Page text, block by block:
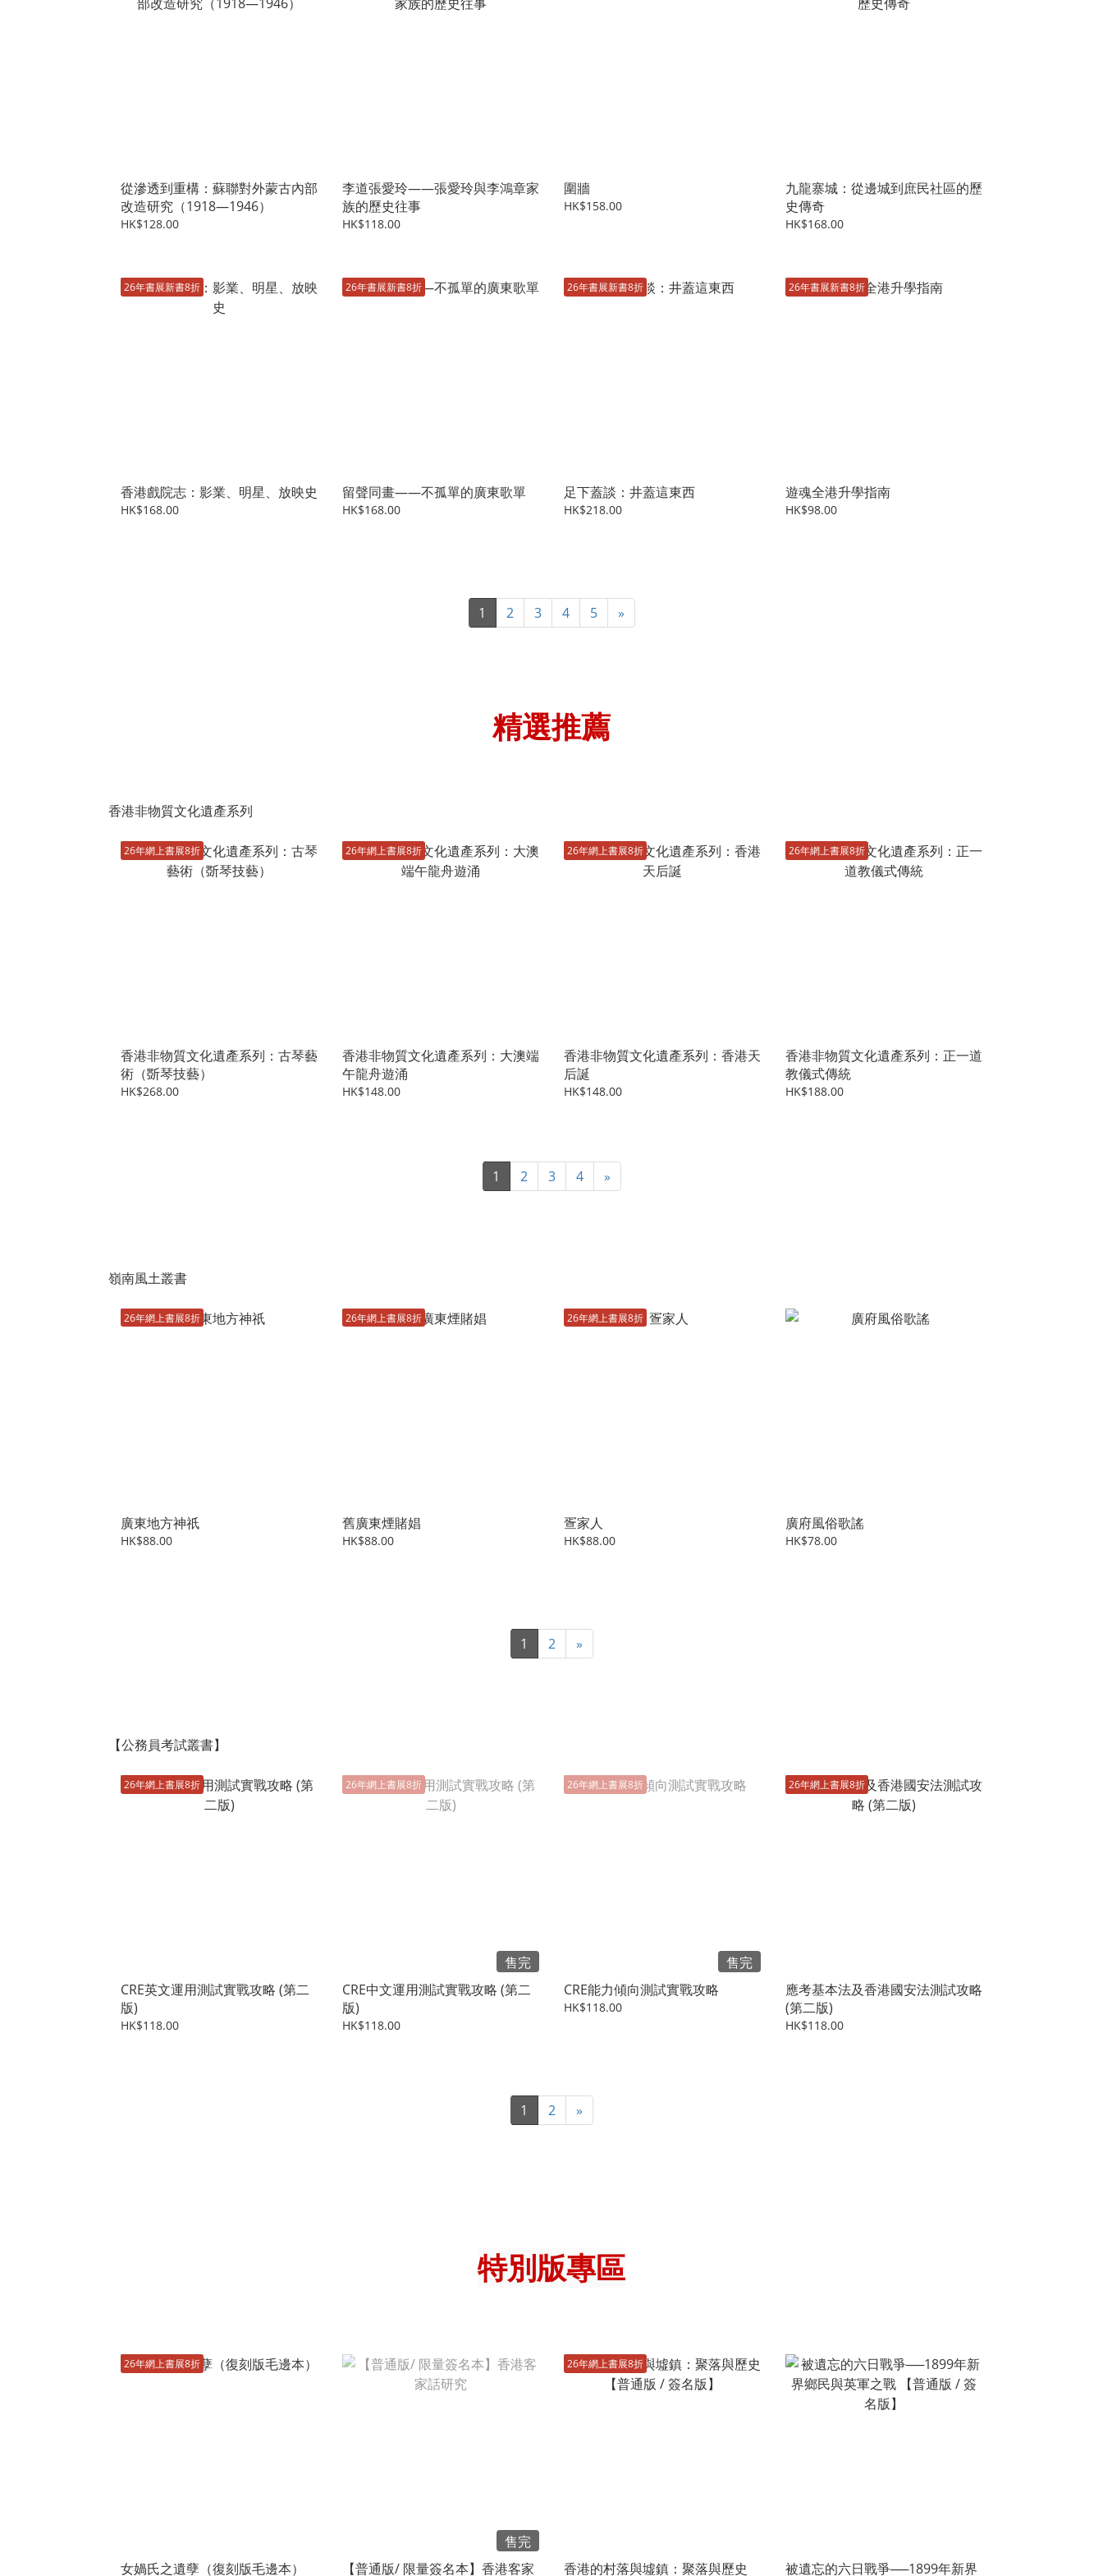
從滲透到重構：蘇聯對外蒙古內部
改造研究（1918—1946）
HK$128.00
李道張愛玲——張愛玲與李鴻章家
族的歷史往事
HK$118.00
圍牆
HK$158.00
九龍寨城：從邊城到庶民社區的歷
史傳奇
HK$168.00
26年書展新書8折
香港戲院志：影業、明星、放映史
HK$168.00
26年書展新書8折
留聲同畫——不孤單的廣東歌單
HK$168.00
26年書展新書8折
足下蓋談：井蓋這東西
HK$218.00
26年書展新書8折
遊魂全港升學指南
HK$98.00
1 2 3 4 5 »
精選推薦
香港非物質文化遺產系列
26年網上書展8折
香港非物質文化遺產系列：古琴藝
術（斲琴技藝）
HK$268.00
26年網上書展8折
香港非物質文化遺產系列：大澳端
午龍舟遊涌
HK$148.00
26年網上書展8折
香港非物質文化遺產系列：香港天
后誕
HK$148.00
26年網上書展8折
香港非物質文化遺產系列：正一道
教儀式傳統
HK$188.00
1 2 3 4 »
嶺南風土叢書
26年網上書展8折
廣東地方神祇
HK$88.00
26年網上書展8折
舊廣東煙賭娼
HK$88.00
26年網上書展8折
疍家人
HK$88.00
廣府風俗歌謠
HK$78.00
1 2 »
【公務員考試叢書】
26年網上書展8折
CRE英文運用測試實戰攻略 (第二
版)
HK$118.00
26年網上書展8折
售完
CRE中文運用測試實戰攻略 (第二
版)
HK$118.00
26年網上書展8折
售完
CRE能力傾向測試實戰攻略
HK$118.00
26年網上書展8折
應考基本法及香港國安法測試攻略
(第二版)
HK$118.00
1 2 »
特別版專區
26年網上書展8折
女媧氏之遺孽（復刻版毛邊本）
售完
【普通版/ 限量簽名本】香港客家
26年網上書展8折
香港的村落與墟鎮：聚落與歷史 被遺忘的六日戰爭──1899年新界